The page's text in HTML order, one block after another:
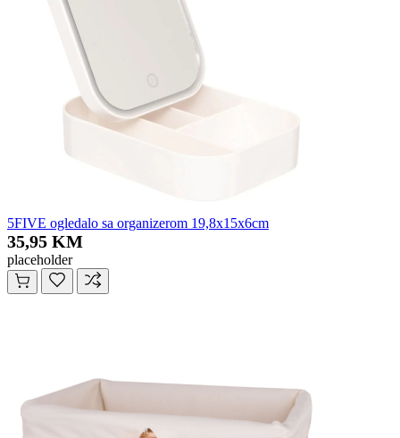
5FIVE ogledalo sa organizerom 19,8x15x6cm
35,95 KM
placeholder